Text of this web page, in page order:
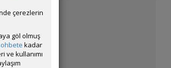
çerezlerin
göl olmuş
kadar
ve kullanımı